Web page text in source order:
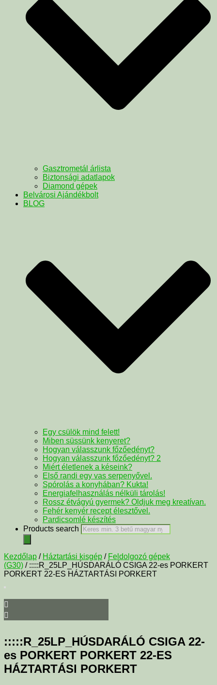
Gasztrometál árlista
Biztonsági adatlapok
Diamond gépek
Belvárosi Ajándékbolt
BLOG
Egy csülök mind felett!
Miben süssünk kenyeret?
Hogyan válasszunk főzőedényt?
Hogyan válasszunk főzőedényt? 2
Miért életlenek a késeink?
Első randi egy vas serpenyővel.
Spórolás a konyhában? Kukta!
Energiafelhasználás nélküli tárolás!
Rossz étvágyú gyermek? Oldjuk meg kreatívan.
Fehér kenyér recept élesztővel.
Pardicsomlé készítés
Products search
Kezdőlap / Háztartási kisgép / Feldolgozó gépek
(G30) / :::::R_25LP_HÚSDARÁLÓ CSIGA 22-es PORKERT
PORKERT 22-ES HÁZTARTÁSI PORKERT
:::::R_25LP_HÚSDARÁLÓ CSIGA 22-
es PORKERT PORKERT 22-ES
HÁZTARTÁSI PORKERT